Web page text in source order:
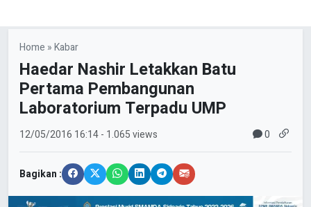
Home »Kabar
Haedar Nashir Letakkan Batu
Pertama Pembangunan
Laboratorium Terpadu UMP
12/05/2016 16:14- 1.065 views 0
Bagikan :